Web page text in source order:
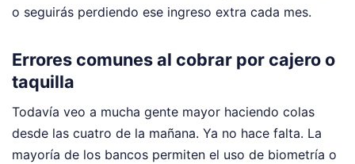
o seguirás perdiendo ese ingreso extra cada mes.
Errores comunes al cobrar por cajero o
taquilla
Todavía veo a mucha gente mayor haciendo colas
desde las cuatro de la mañana. Ya no hace falta. La
mayoría de los bancos permiten el uso de biometría o